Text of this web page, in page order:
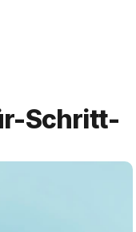
Schritt-